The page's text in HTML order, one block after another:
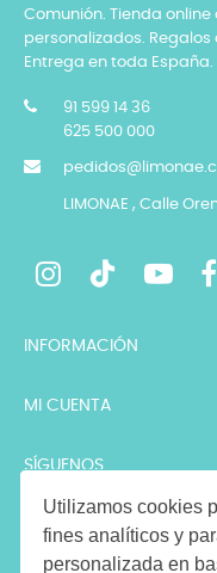
Utilizamos cookies
fines analíticos y
personalizada en
Comunión. Tienda
personalizados.
Entrega en toda España.
91 599 14 36
625 500 000
LIMONAE , Calle
INFORMACIÓN
MI CUENTA
SÍGUENOS
LEGALES